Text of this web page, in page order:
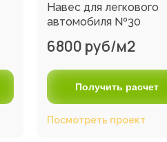
Навес для легкового
автомобиля №30
6800 руб/м2
Получить расчет
Посмотреть проект